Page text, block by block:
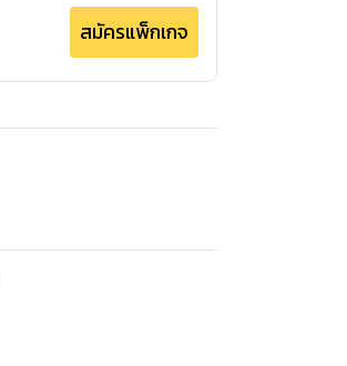
สมัครแพ็กเกจ